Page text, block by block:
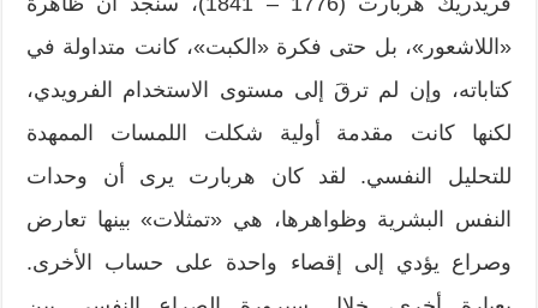
«اللاشعور»، بل حتى فكرة «الكبت»، كانت متداولة في
كتاباته، وإن لم ترقَ إلى مستوى الاستخدام الفرويدي،
لكنها كانت مقدمة أولية شكلت اللمسات الممهدة
للتحليل النفسي. لقد كان هربارت يرى أن وحدات
النفس البشرية وظواهرها، هي «تمثلات» بينها تعارض
وصراع يؤدي إلى إقصاء واحدة على حساب الأخرى.